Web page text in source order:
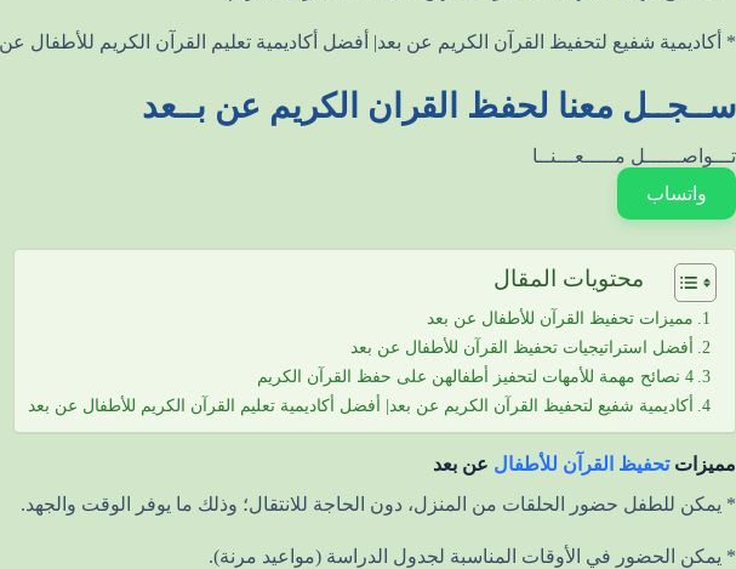
* أكاديمية شفيع لتحفيظ القرآن الكريم عن بعد| أفضل أكاديمية تعليم القرآن الكريم للأطفال
ســجــل معنا لحفظ القران الكريم عن بــعد
تـــواصــــــل مـــــعـــنــا
واتساب
محتويات المقال
مميزات تحفيظ القرآن للأطفال عن بعد
أفضل استراتيجيات تحفيظ القرآن للأطفال عن بعد
4 نصائح مهمة للأمهات لتحفيز أطفالهن على حفظ القرآن الكريم
أكاديمية شفيع لتحفيظ القرآن الكريم عن بعد| أفضل أكاديمية تعليم القرآن الكريم للأطفال عن بعد
مميزاتتحفيظ القرآن للأطفال عن بعد
* يمكن للطفل حضور الحلقات من المنزل، دون الحاجة للانتقال؛ وذلك ما يوفر الوقت والجهد.
* يمكن الحضور في الأوقات المناسبة لجدول الدراسة (مواعيد مرنة).